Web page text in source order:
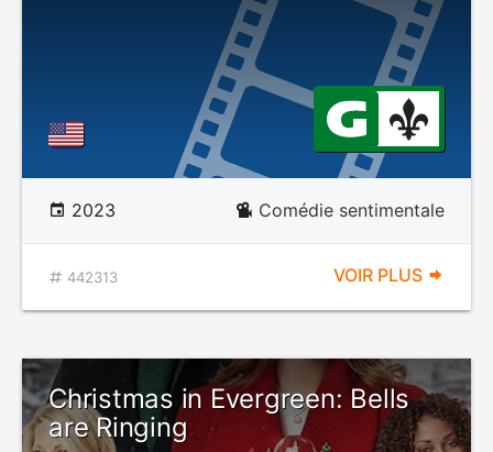
2023 Comédie sentimentale
442313 VOIR PLUS
Christmas in Evergreen: Bells
are Ringing